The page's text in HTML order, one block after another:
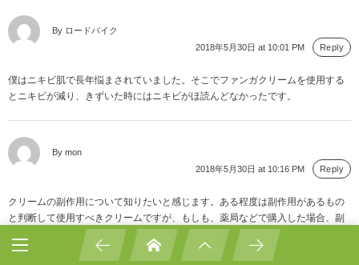
By ロードバイク
2018年5月30日 at 10:01 PM
Reply
僕はニキビ肌で長年悩まされていました。そこでファンガクリームを使用する
とニキビが減り、きずいた時にはニキビがほ読んどなかったです。
By mon
2018年5月30日 at 10:16 PM
Reply
クリームの副作用について知りたいと感じます。ある程度は副作用があるもの
と判断して使用すべきクリームですが、もしも、薬局などで購入した場合、副
作用が起こった時に対処してもらえないなど、不安感が募ります。